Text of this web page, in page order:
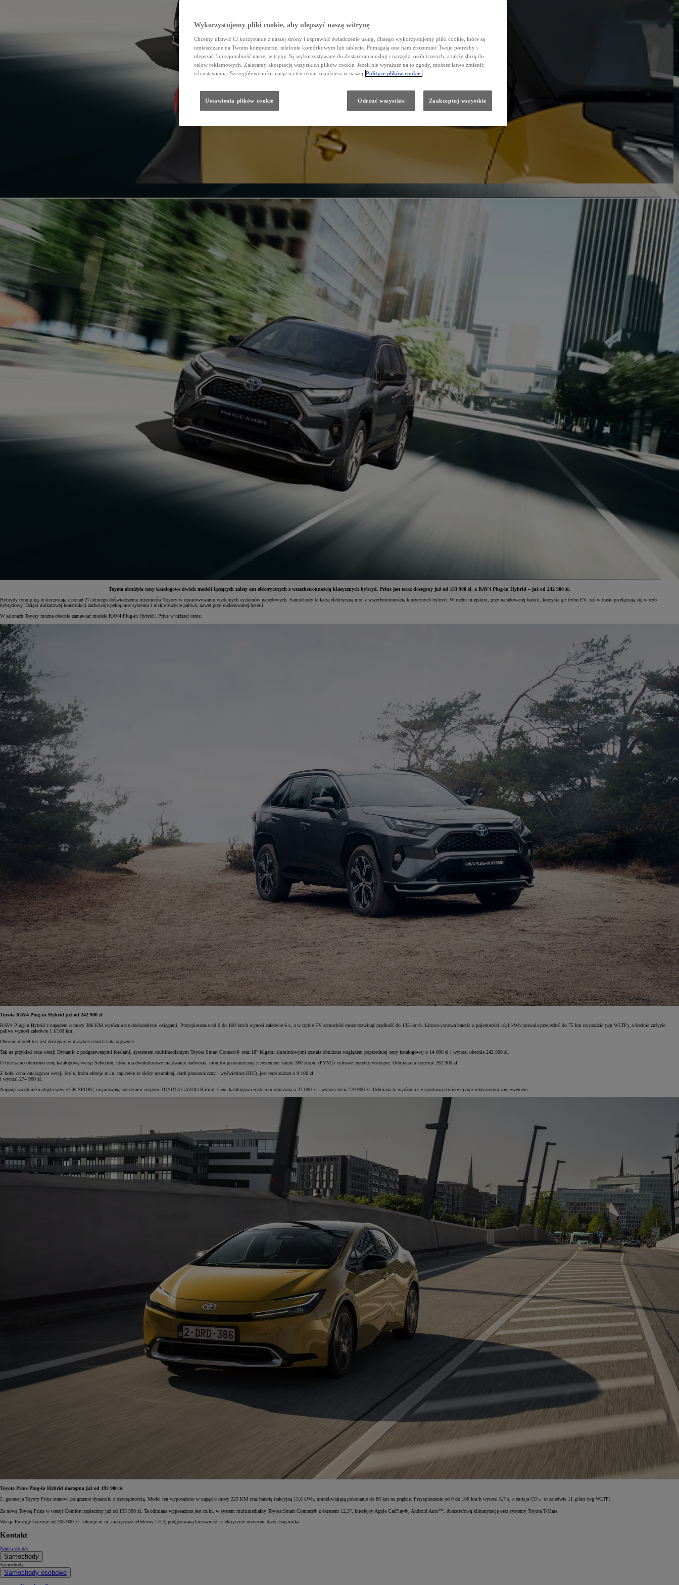
Yaris Cross
HYBRID
Toyota obniżyła ceny katalogowe dwóch modeli łączących zalety aut elektrycznych z wszechstronnością klasycznych hybryd. Prius jest teraz dostępny już od 193 900 zł, a RAV4 Plug-in Hybrid – już od 242 900 zł.
Hybrydy typu plug-in korzystają z ponad 27-letniego doświadczenia inżynierów Toyoty w opracowywaniu wydajnych systemów napędowych. Samochody te łączą elektryczną moc z wszechstronnością klasycznych hybryd. W ruchu miejskim, przy naładowanej baterii, korzystają z trybu EV, zaś w trasie przełączają się w tryb
hybrydowy. Dzięki unikatowej konstrukcji zachowuje pełną moc systemu i niskie zużycie paliwa, nawet przy rozładowanej baterii.
W salonach Toyoty można obecnie zamawiać modele RAV4 Plug-in Hybrid i Prius w niższej cenie.
Toyota RAV4 Plug-in Hybrid już od 242 900 zł
RAV4 Plug-in Hybrid z napędem o mocy 306 KM wyróżnia się doskonałymi osiągami. Przyspieszenie od 0 do 100 km/h wynosi zaledwie 6 s, a w trybie EV samochód może rozwinąć prędkość do 135 km/h. Litowo-jonowa bateria o pojemności 18,1 kWh pozwala przejechać do 75 km na prądzie (wg WLTP), a średnie zużycie
paliwa wynosi zaledwie 1 l/100 km.
Obecnie model ten jest dostępny w niższych cenach katalogowych.
Tak na przykład cena wersji Dynamic z podgrzewanymi fotelami, systemem multimedialnym Toyota Smart Connect® oraz 18" felgami aluminiowymi została obniżona względem poprzedniej ceny katalogowej o 14 000 zł i wynosi obecnie 242 900 zł.
O tyle samo obniżono cenę katalogową wersji Selection, która ma dwukolorowe malowanie nadwozia, monitor panoramiczny z systemem kamer 360 stopni (PVM) i cyfrowe lusterko wsteczne. Odmiana ta kosztuje 262 900 zł.
Z kolei cena katalogowa wersji Style, która oferuje m.in. tapicerkę ze skóry naturalnej, dach panoramiczny i wyświetlacz HUD, jest teraz niższa o 9 100 zł
i wynosi 274 900 zł.
Największa obniżka objęła wersję GR SPORT, inspirowaną sukcesami zespołu TOYOTA GAZOO Racing. Cena katalogowa została tu obniżona o 27 000 zł i wynosi teraz 270 900 zł. Odmiana ta wyróżnia się sportową stylistyką oraz ulepszonym zawieszeniem.
Toyota Prius Plug-in Hybrid dostępna już od 193 900 zł
5. generacja Toyoty Prius stanowi połączenie dynamiki z oszczędnością. Model ten wyposażono w napęd o mocy 223 KM oraz baterię trakcyjną 13,6 kWh, umożliwiającą pokonanie do 86 km na prądzie. Przyspieszenie od 0 do 100 km/h wynosi 6,7 s, a emisja CO 2 to zaledwie 11 g/km (wg WLTP).
Za nową Toyotę Prius w wersji Comfort zapłacimy już od 193 900 zł. Ta odmiana wyposażona jest m.in. w system multimedialny Toyota Smart Connect® z ekranem 12,3", interfejsy Apple CarPlay®, Android Auto™, dwustrefową klimatyzację oraz systemy Toyota T-Mate.
Wersja Prestige kosztuje od 205 900 zł i oferuje m.in. matrycowe reflektory LED, podgrzewaną kierownicę i elektrycznie unoszone drzwi bagażnika.
Kontakt
Napisz do nas
Samochody
Samochody
Samochody osobowe
Wykorzystujemy pliki cookie, aby ulepszyć naszą witrynę
Chcemy ułatwić Ci korzystanie z naszej strony i usprawnić świadczenie usług, dlatego wykorzystujemy pliki cookie, które są
umieszczane na Twoim komputerze, telefonie komórkowym lub tablecie. Pomagają one nam zrozumieć Twoje potrzeby i
ulepszać funkcjonalność naszej witryny. Są wykorzystywane do dostarczania usług i narzędzi osób trzecich, a także służą do
celów reklamowych. Zalecamy akceptację wszystkich plików cookie. Jeżeli nie wyrażasz na to zgody, możesz łatwo zmienić
ich ustawienia. Szczegółowe informacje na ten temat znajdziesz w naszej Polityce plików cookie.
Ustawienia plików cookie Odrzuć wszystkie Zaakceptuj wszystkie